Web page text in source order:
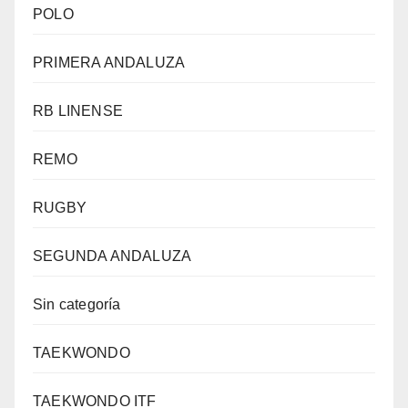
POLO
PRIMERA ANDALUZA
RB LINENSE
REMO
RUGBY
SEGUNDA ANDALUZA
Sin categoría
TAEKWONDO
TAEKWONDO ITF